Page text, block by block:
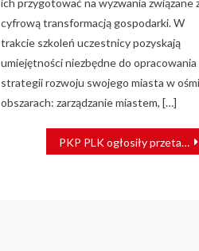
ich przygotować na wyzwania związane
cyfrową transformacją gospodarki. W
trakcie szkoleń uczestnicy pozyskają
umiejętności niezbędne do opracowania
strategii rozwoju swojego miasta w
obszarach: zarządzanie miastem, […]
PKP PLK ogłosiły przetarg na rewitalizację odcinka Wolsztyn – Drzymałowo